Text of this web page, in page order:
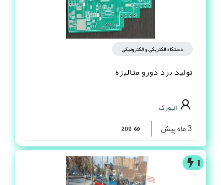
دستگاه الکتریکی و الکترونیکی
تولید برد دورو متالیزه
البورگ
3 ماه پیش
1